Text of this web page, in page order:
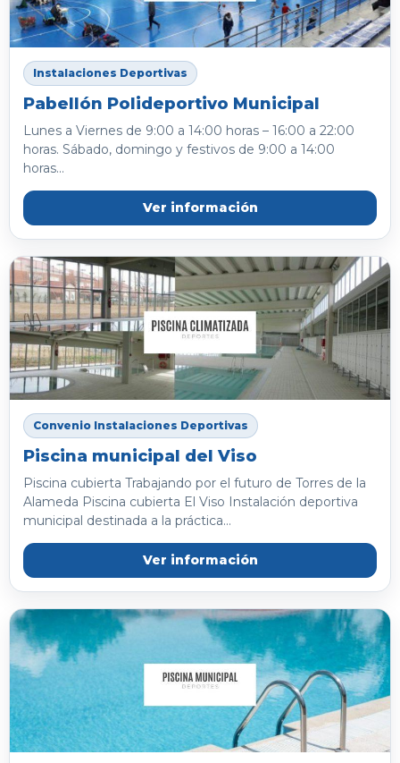
Instalaciones Deportivas
Pabellón Polideportivo Municipal
Lunes a Viernes de 9:00 a 14:00 horas – 16:00 a 22:00
horas. Sábado, domingo y festivos de 9:00 a 14:00
horas...
Ver información
Convenio Instalaciones Deportivas
Piscina municipal del Viso
Piscina cubierta Trabajando por el futuro de Torres de la
Alameda Piscina cubierta El Viso Instalación deportiva
municipal destinada a la práctica...
Ver información